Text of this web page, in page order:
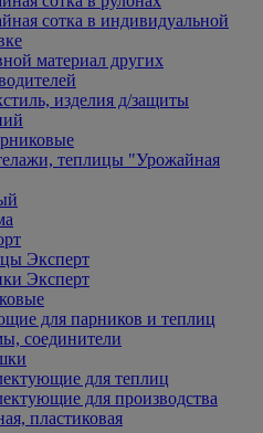
сотка в индивидуальной
материал других
изделия д/защиты
теплицы "Урожайная
Эксперт
Эксперт
для парников и теплиц
соединители
для теплиц
для производства
пластиковая